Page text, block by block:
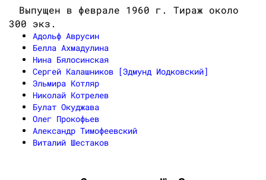
Выпущен в феврале 1960 г. Тираж около
300 экз.
Адольф Аврусин
Белла Ахмадулина
Нина Бялосинская
Сергей Калашников [Эдмунд Иодковский]
Эльмира Котляр
Николай Котрелев
Булат Окуджава
Олег Прокофьев
Александр Тимофеевский
Виталий Шестаков